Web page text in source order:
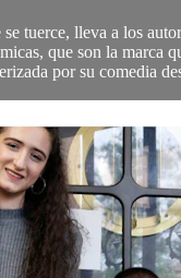
tuerce, lleva a los
que son la marca
por su comedia